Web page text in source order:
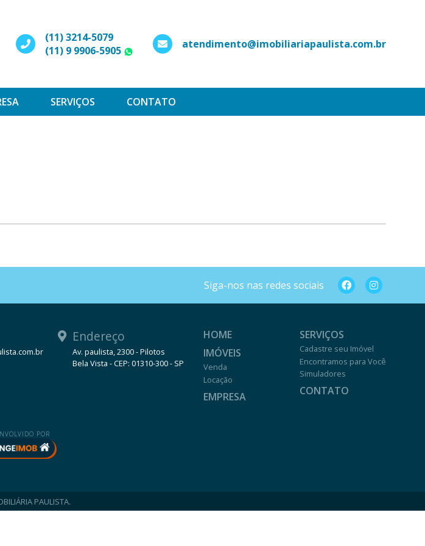
(11) 3214-5079
(11) 9 9906-5905
WhatsApp
atendimento@imobiliariapaulista.com.br
SERVIÇOS CONTATO
Siga-nos nas redes sociais
Endereço
Av. paulista, 2300 - Pilotos
Bela Vista - CEP: 01310-300 - SP
HOME
IMÓVEIS
Venda
Locação
EMPRESA
SERVIÇOS
Cadastre seu Imóvel
Encontramos para Você
Simuladores
CONTATO
POR
PAULISTA.